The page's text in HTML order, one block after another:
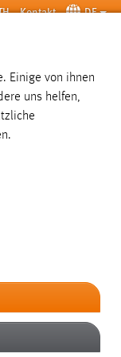
Kontakt DE
SUCHE
SUCHEN
Einige von ihnen
uns helfen,